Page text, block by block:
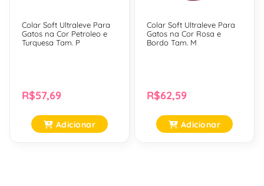
Colar Soft Ultraleve Para
Gatos na Cor Petroleo e
Turquesa Tam. P
R$57,69
Adicionar
Colar Soft Ultraleve Para
Gatos na Cor Rosa e
Bordo Tam. M
R$62,59
Adicionar